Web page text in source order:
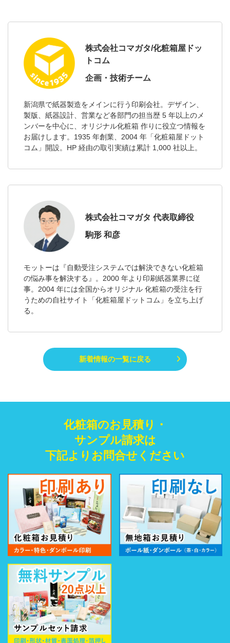
株式会社コマガタ/化粧箱屋ドッ
トコム
企画・技術チーム
新潟県で紙器製造をメインに行う印刷会社。デザイン、
製版、紙器設計、営業など各部門の担当歴 5 年以上のメ
ンバーを中心に、オリジナル化粧箱 作りに役立つ情報を
お届けします。1935 年創業、2004 年「化粧箱屋ドット
コム」開設。HP 経由の取引実績は累計 1,000 社以上。
株式会社コマガタ 代表取締役
駒形 和彦
モットーは『自動受注システムでは解決できない化粧箱
の悩み事を解決する』。2000 年より印刷紙器業界に従
事。2004 年には全国からオリジナル 化粧箱の受注を行
うための自社サイト「化粧箱屋ドットコム」を立ち上げ
る。
新着情報の一覧に戻る
化粧箱のお見積り・
サンプル請求は
下記よりお問合せください